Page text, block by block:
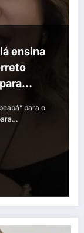
ensina
para o